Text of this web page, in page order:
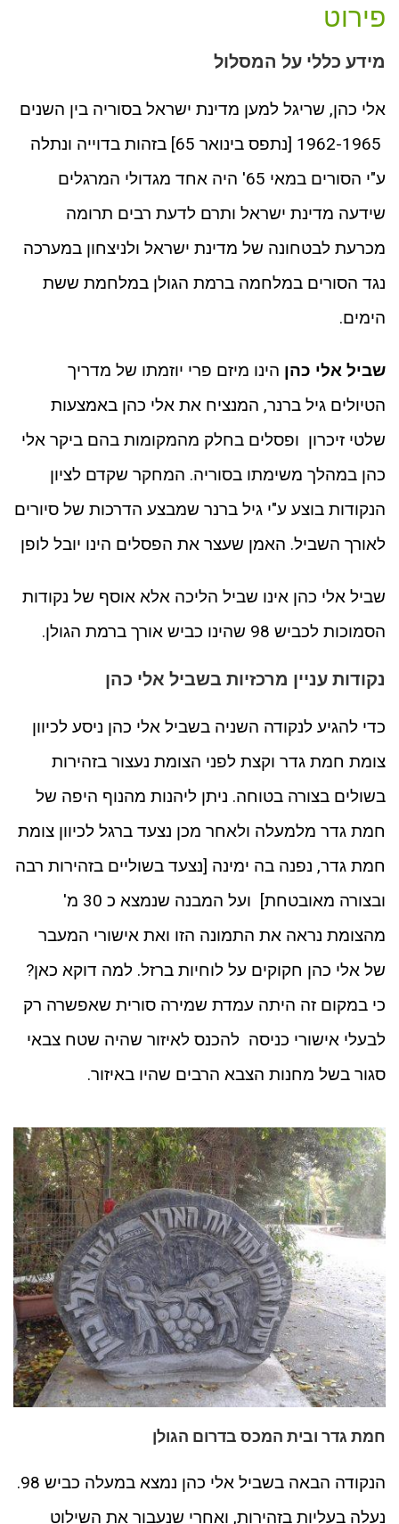
פירוט
מידע כללי על המסלול
אלי כהן, שריגל למען מדינת ישראל בסוריה בין השנים
1962-1965 [נתפס בינואר 65] בזהות בדוייה ונתלה
ע"י הסורים במאי 65' היה אחד מגדולי המרגלים
שידעה מדינת ישראל ותרם לדעת רבים תרומה
מכרעת לבטחונה של מדינת ישראל ולניצחון במערכה
נגד הסורים במלחמה ברמת הגולן במלחמת ששת
הימים.
שביל אלי כהן הינו מיזם פרי יוזמתו של מדריך
הטיולים גיל ברנר, המנציח את אלי כהן באמצעות
שלטי זיכרון ופסלים בחלק מהמקומות בהם ביקר אלי
כהן במהלך משימתו בסוריה. המחקר שקדם לציון
הנקודות בוצע ע"י גיל ברנר שמבצע הדרכות של סיורים
לאורך השביל. האמן שעצר את הפסלים הינו יובל לופן
שביל אלי כהן אינו שביל הליכה אלא אוסף של נקודות
הסמוכות לכביש 98 שהינו כביש אורך ברמת הגולן.
נקודות עניין מרכזיות בשביל אלי כהן
כדי להגיע לנקודה השניה בשביל אלי כהן ניסע לכיוון
צומת חמת גדר וקצת לפני הצומת נעצור בזהירות
בשולים בצורה בטוחה. ניתן ליהנות מהנוף היפה של
חמת גדר מלמעלה ולאחר מכן נצעד ברגל לכיוון צומת
חמת גדר, נפנה בה ימינה [נצעד בשוליים בזהירות רבה
ובצורה מאובטחת] ועל המבנה שנמצא כ 30 מ'
מהצומת נראה את התמונה הזו ואת אישורי המעבר
של אלי כהן חקוקים על לוחיות ברזל. למה דוקא כאן?
כי במקום זה היתה עמדת שמירה סורית שאפשרה רק
לבעלי אישורי כניסה להכנס לאיזור שהיה שטח צבאי
סגור בשל מחנות הצבא הרבים שהיו באיזור.
חמת גדר ובית המכס בדרום הגולן
הנקודה הבאה בשביל אלי כהן נמצא במעלה כביש 98.
נעלה בעליות בזהירות, ואחרי שנעבור את השילוט